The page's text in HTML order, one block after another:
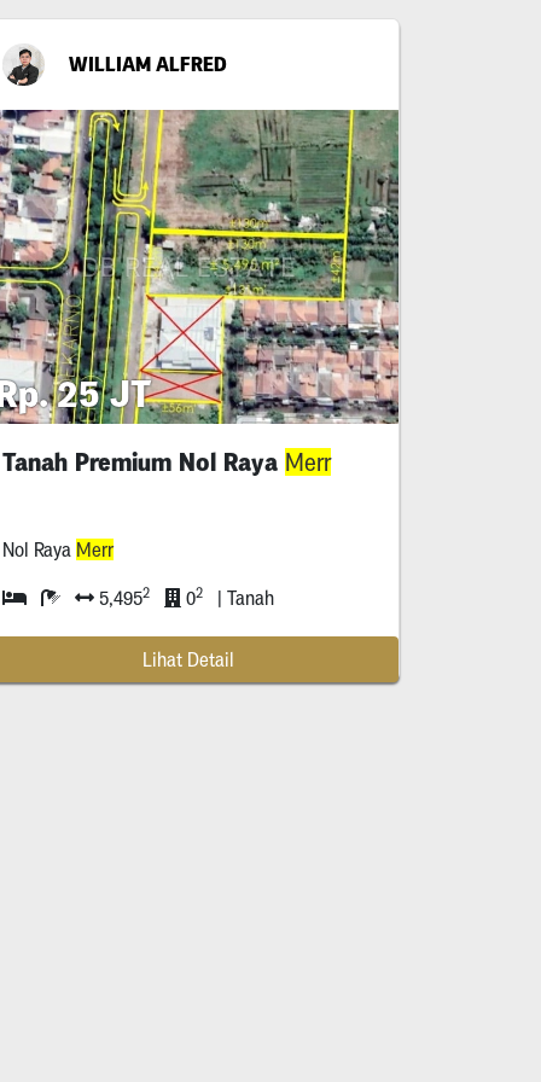
WILLIAM ALFRED
25 JT
Tanah Premium Nol Raya Merr
Nol Raya Merr
5,4952 02 | Tanah
Lihat Detail